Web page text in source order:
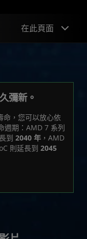
在此頁面
產品表格
資源
彌新。
命，您可以放心依
週期：AMD 7 系列
到 2040 年 ，AMD
則延長到 2045